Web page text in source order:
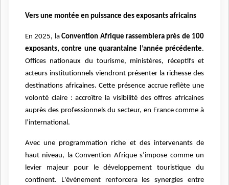
Vers une montée en puissance des exposants africains
En 2025, laConvention Afrique rassemblera près de 100
exposants, contre une quarantaine l’année précédente.
Offices nationaux du tourisme, ministères, réceptifs et
acteurs institutionnels viendront présenter la richesse des
destinations africaines. Cette présence accrue reflète une
volonté claire : accroître la visibilité des offres africaines
auprès des professionnels du secteur, en France comme à
l’international.
Avec une programmation riche et des intervenants de
haut niveau, la Convention Afrique s’impose comme un
levier majeur pour le développement touristique du
continent. L'événement renforcera les synergies entre